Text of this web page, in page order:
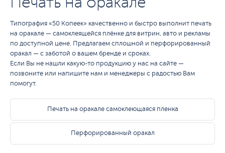
Типография «50 Копеек» качественно и быстро выполнит печать
на оракале — самоклеящейся плёнке для витрин, авто и рекламы
по доступной цене. Предлагаем сплошной и перфорированный
оракал — с заботой о вашем бренде и сроках.
Если Вы не нашли какую-то продукцию у нас на сайте —
позвоните или напишите нам и менеджеры с радостью Вам
помогут.
Печать на оракале самоклеющаяся пленка
Перфорированный оракал